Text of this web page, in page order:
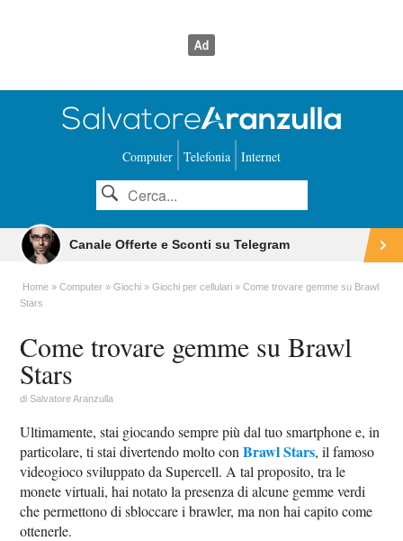
Computer Telefonia Internet
Canale Offerte e Sconti su Telegram
Home Computer Giochi Giochi per cellulari
Come trovare gemme su Brawl
Stars
Come trovare gemme su Brawl
Stars
diSalvatore Aranzulla
Ultimamente, stai giocando sempre più dal tuo smartphone e, in
particolare, ti stai divertendo molto conBrawl Stars, il famoso
videogioco sviluppato da Supercell. A tal proposito, tra le
monete virtuali, hai notato la presenza di alcune gemme verdi
che permettono di sbloccare i brawler, ma non hai capito come
ottenerle.